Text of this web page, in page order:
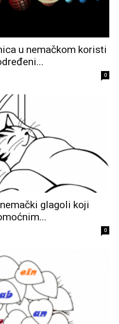
u nemačkom koristi
0
glagoli koji
0